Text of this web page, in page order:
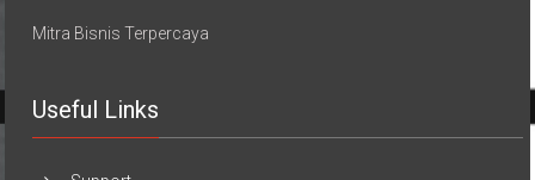
Mitra Bisnis Terpercaya
Useful Links